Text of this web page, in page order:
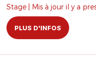
Stage | Mis à jour il y a
PLUS D'INFOS